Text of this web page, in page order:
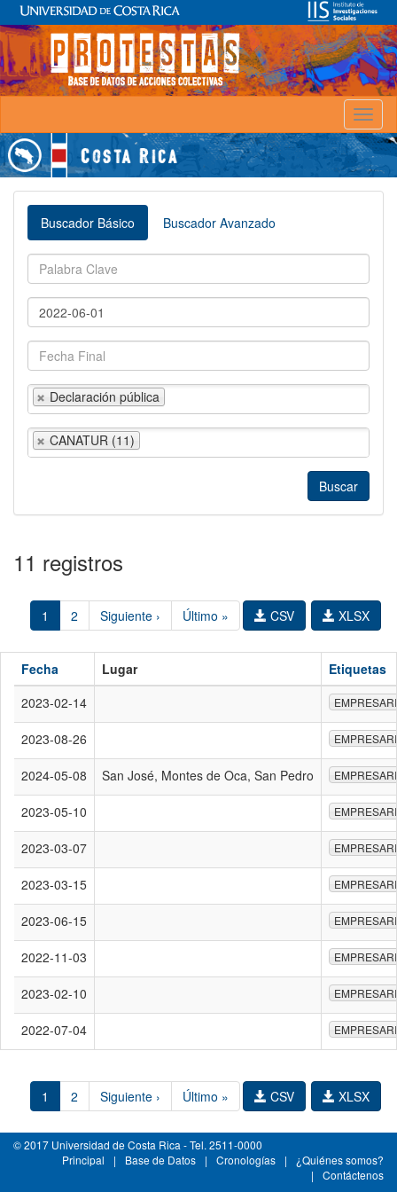
Buscador Básico Buscador Avanzado
Declaración pública
CANATUR (11)
11 registros
1 2 Siguiente › Último » XLSX
CSV
Fecha Lugar
Etiquetas
2023-02-14
2023-08-26
2024-05-08 San José, Montes de Oca, San Pedro
2023-05-10
2023-03-07
2023-03-15
2023-06-15
2022-11-03
2023-02-10
2022-07-04
1 2 Siguiente › Último » XLSX
CSV
© 2017 Universidad de Costa Rica - Tel. 2511-0000
Principal
| Base de Datos | Cronologías |
¿Quiénes somos?
|
Contáctenos